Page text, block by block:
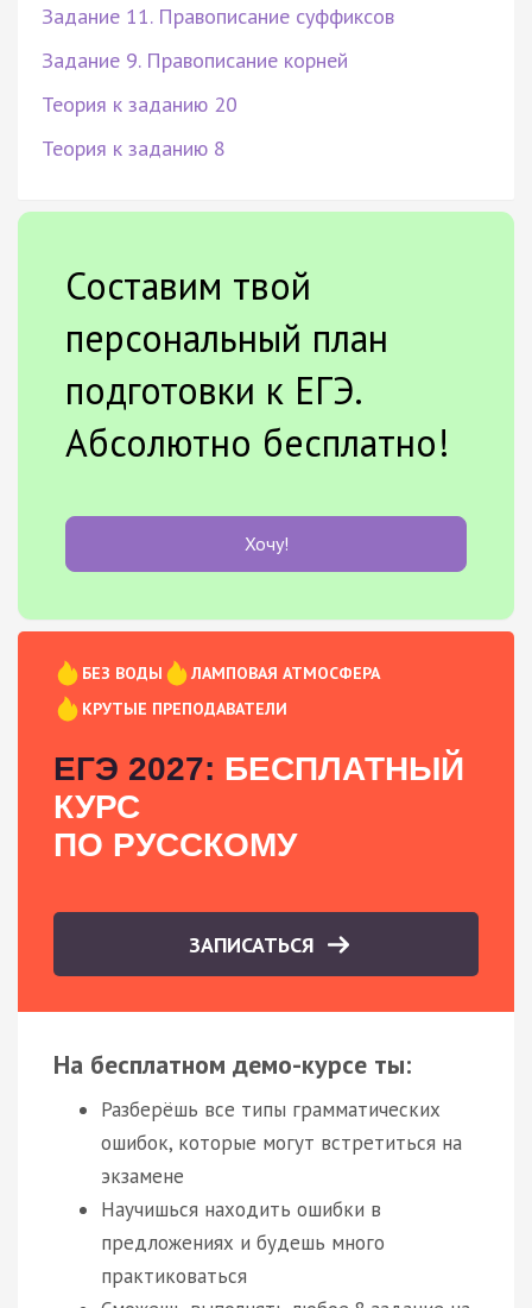
Задание 11. Правописание суффиксов
Задание 9. Правописание корней
Теория к заданию 20
Теория к заданию 8
Составим твой
персональный план
подготовки к ЕГЭ.
Абсолютно бесплатно!
Хочу!
БЕЗ ВОДЫ
ЛАМПОВАЯ АТМОСФЕРА
КРУТЫЕ ПРЕПОДАВАТЕЛИ
ЕГЭ 2027: БЕСПЛАТНЫЙ
КУРС
ПО РУССКОМУ
ЗАПИСАТЬСЯ
На бесплатном демо-курсе ты:
Разберёшь все типы грамматических
ошибок, которые могут встретиться на
экзамене
Научишься находить ошибки в
предложениях и будешь много
практиковаться